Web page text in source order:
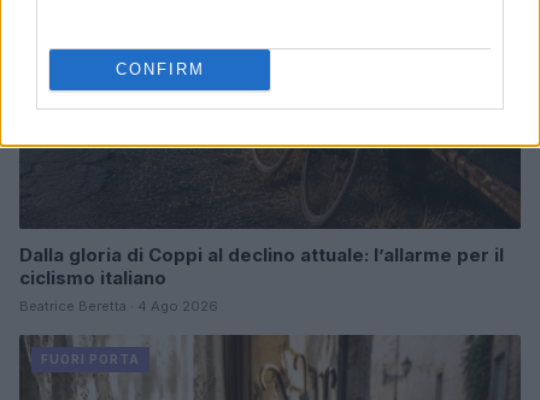
CONFIRM
Dalla gloria di Coppi al declino attuale: l’allarme per il
ciclismo italiano
Beatrice Beretta · 4 Ago 2026
FUORI PORTA